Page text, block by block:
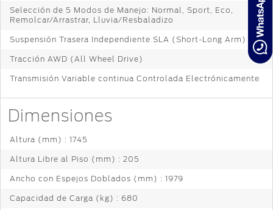
Selección de 5 Modos de Manejo: Normal, Sport, Eco,
Remolcar/Arrastrar, Lluvia/Resbaladizo
Suspensión Trasera Independiente SLA (Short-Long Arm)
Tracción AWD (All Wheel Drive)
Transmisión Variable continua Controlada Electrónicamente
Dimensiones
Altura (mm) : 1745
Altura Libre al Piso (mm) : 205
Ancho con Espejos Doblados (mm) : 1979
Capacidad de Carga (kg) : 680